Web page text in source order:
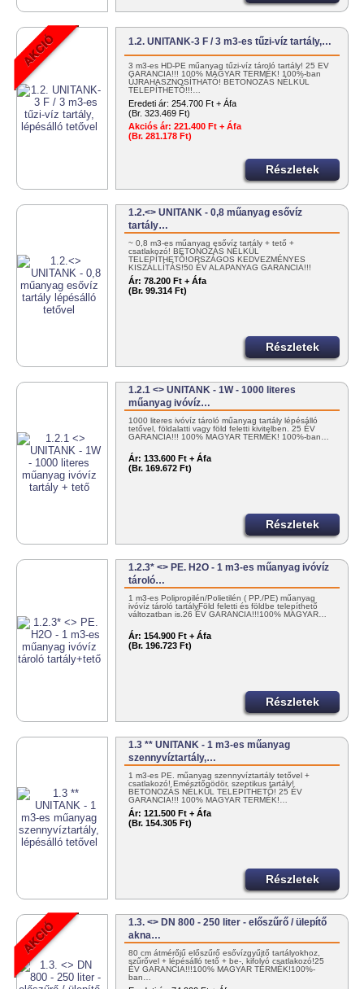
1.2. UNITANK-3 F / 3 m3-es tűzi-víz tartály,…
3 m3-es HD-PE műanyag tűzi-víz tároló tartály! 25 ÉV
GARANCIA!!! 100% MAGYAR TERMÉK! 100%-ban
ÚJRAHASZNOSÍTHATÓ! BETONOZÁS NÉLKÜL
TELEPÍTHETŐ!!!…
Eredeti ár: 254.700 Ft + Áfa
(Br. 323.469 Ft)
Akciós ár: 221.400 Ft + Áfa
(Br. 281.178 Ft)
Részletek
1.2.<> UNITANK - 0,8 műanyag esővíz
tartály…
~ 0,8 m3-es műanyag esővíz tartály + tető +
csatlakozó! BETONOZÁS NÉLKÜL
TELEPÍTHETŐ!ORSZÁGOS KEDVEZMÉNYES
KISZÁLLÍTÁS!50 ÉV ALAPANYAG GARANCIA!!!
100%…
Ár: 78.200 Ft + Áfa
(Br. 99.314 Ft)
Részletek
1.2.1 <> UNITANK - 1W - 1000 literes
műanyag ivóvíz…
1000 literes ivóvíz tároló műanyag tartály lépésálló
tetővel, földalatti vagy föld feletti kivitelben. 25 ÉV
GARANCIA!!! 100% MAGYAR TERMÉK! 100%-ban…
Ár: 133.600 Ft + Áfa
(Br. 169.672 Ft)
Részletek
1.2.3* <> PE. H2O - 1 m3-es műanyag ivóvíz
tároló…
1 m3-es Polipropilén/Polietilén ( PP./PE) műanyag
ivóvíz tároló tartályFöld feletti és földbe telepíthető
változatban is.26 ÉV GARANCIA!!!100% MAGYAR…
Ár: 154.900 Ft + Áfa
(Br. 196.723 Ft)
Részletek
1.3 ** UNITANK - 1 m3-es műanyag
szennyvíztartály,…
1 m3-es PE. műanyag szennyvíztartály tetővel +
csatlakozó! Emésztőgödör, szeptikus tartály!
BETONOZÁS NÉLKÜL TELEPÍTHETŐ! 25 ÉV
GARANCIA!!! 100% MAGYAR TERMÉK!…
Ár: 121.500 Ft + Áfa
(Br. 154.305 Ft)
Részletek
1.3. <> DN 800 - 250 liter - előszűrő / ülepítő
akna…
80 cm átmérőjű előszűrő esővízgyűjtő tartályokhoz,
szűrővel + lépésálló tető + be-, kifolyó csatlakozó!25
ÉV GARANCIA!!!100% MAGYAR TERMÉK!100%-
ban…